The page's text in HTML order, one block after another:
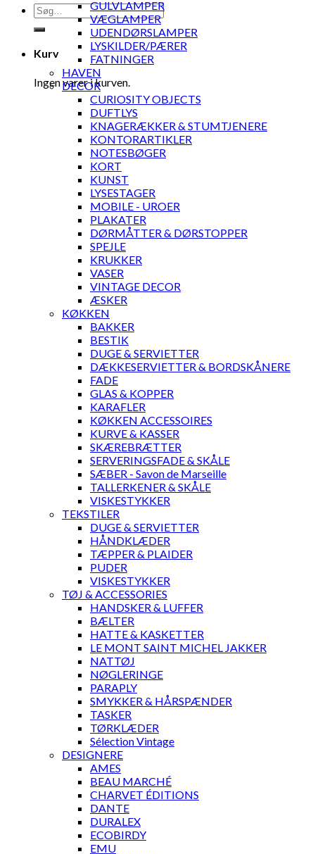
Søg
efter:
Kurv
Ingen varer i kurven.
GULVLAMPER
VÆGLAMPER
UDENDØRSLAMPER
LYSKILDER/PÆRER
FATNINGER
HAVEN
DECOR
CURIOSITY OBJECTS
DUFTLYS
KNAGERÆKKER & STUMTJENERE
KONTORARTIKLER
NOTESBØGER
KORT
KUNST
LYSESTAGER
MOBILE - UROER
PLAKATER
DØRMÅTTER & DØRSTOPPER
SPEJLE
KRUKKER
VASER
VINTAGE DECOR
ÆSKER
KØKKEN
BAKKER
BESTIK
DUGE & SERVIETTER
DÆKKESERVIETTER & BORDSKÅNERE
FADE
GLAS & KOPPER
KARAFLER
KØKKEN ACCESSOIRES
KURVE & KASSER
SKÆREBRÆTTER
SERVERINGSFADE & SKÅLE
SÆBER - Savon de Marseille
TALLERKENER & SKÅLE
VISKESTYKKER
TEKSTILER
DUGE & SERVIETTER
HÅNDKLÆDER
TÆPPER & PLAIDER
PUDER
VISKESTYKKER
TØJ & ACCESSORIES
HANDSKER & LUFFER
BÆLTER
HATTE & KASKETTER
LE MONT SAINT MICHEL JAKKER
NATTØJ
NØGLERINGE
PARAPLY
SMYKKER & HÅRSPÆNDER
TASKER
TØRKLÆDER
Sélection Vintage
DESIGNERE
AMES
BEAU MARCHÉ
CHARVET ÉDITIONS
DANTE
DURALEX
ECOBIRDY
EMU